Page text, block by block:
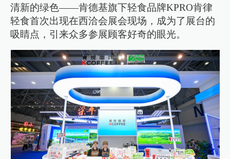
清新的绿色——肯德基旗下轻食品牌KPRO肯律
轻食首次出现在西洽会展会现场，成为了展台的
吸睛点，引来众多参展顾客好奇的眼光。